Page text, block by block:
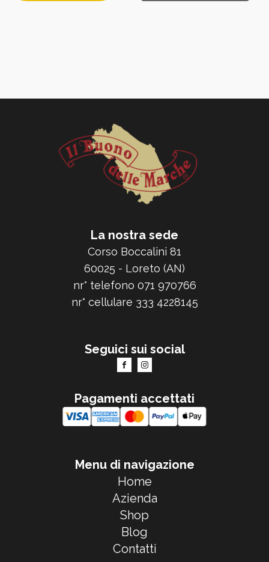
La nostra sede
Corso Boccalini 81
60025 - Loreto (AN)
nr° telefono 071 970766
nr° cellulare 333 4228145
Seguici sui social
Pagamenti accettati
Menu di navigazione
Home
Azienda
Shop
Blog
Contatti